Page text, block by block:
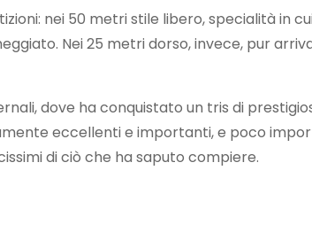
nei 50 metri stile libero, specialità in
Nei 25 metri dorso, invece, pur
dove ha conquistato un tris di
eccellenti e importanti, e poco
di ciò che ha saputo compiere.